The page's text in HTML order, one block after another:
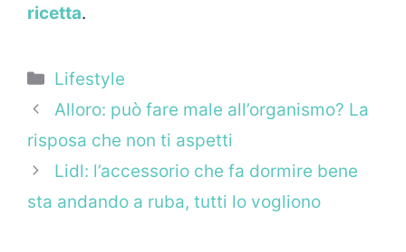
ricetta.
Categorie
Lifestyle
Alloro: può fare male all’organismo? La
risposa che non ti aspetti
Lidl: l’accessorio che fa dormire bene
sta andando a ruba, tutti lo vogliono